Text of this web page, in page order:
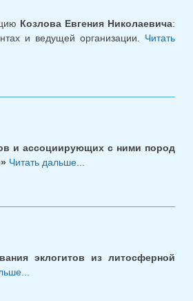
Козлова Евгения Николаевича:
и ведущей организации. Читать
и ассоциирующих с ними пород
Читать дальше...
Козлова
эклогитов из литосферной